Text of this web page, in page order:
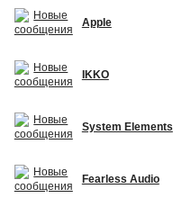
Apple
IKKO
System Elements
Fearless Audio